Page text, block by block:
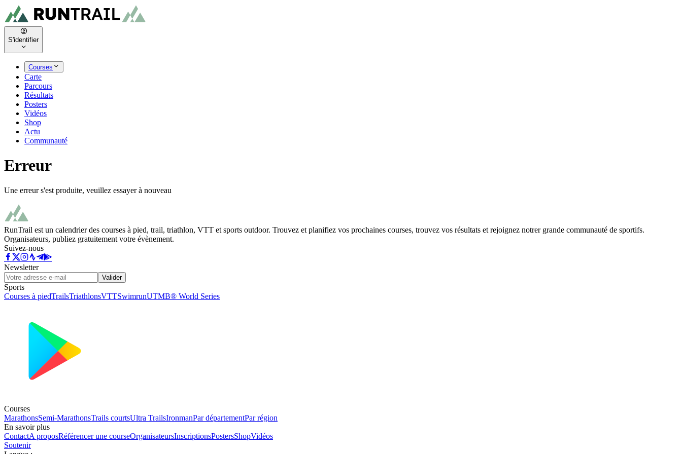
S'identifier
Courses
Carte
Parcours
Résultats
Posters
Vidéos
Shop
Actu
Communauté
Erreur
Une erreur s'est produite, veuillez essayer à nouveau
RunTrail est un calendrier des courses à pied, trail, triathlon, VTT et sports outdoor. Trouvez et planifiez vos prochaines courses, trouvez vos résultats et rejoignez notrer grande communauté de sportifs.
Organisateurs, publiez gratuitement votre évènement.
Suivez-nous
Newsletter
Valider
Sports
Courses à piedTrailsTriathlonsVTTSwimrunUTMB® World Series
Courses
MarathonsSemi-MarathonsTrails courtsUltra TrailsIronmanPar départementPar région
En savoir plus
ContactA proposRéférencer une courseOrganisateursInscriptionsPostersShopVidéos
Soutenir